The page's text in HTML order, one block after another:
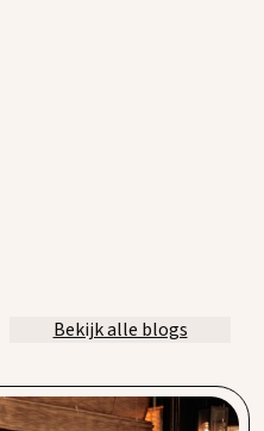
Bekijk alle blogs